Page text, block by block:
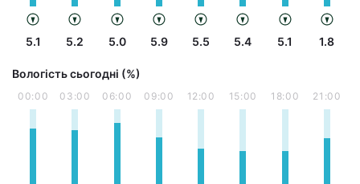
5.1 5.2 5.0 5.9 5.5 5.4 5.1 1.8
Вологість сьогодні (%)
00:00 03:00 06:00 09:00 12:00 15:00 18:00 21:00